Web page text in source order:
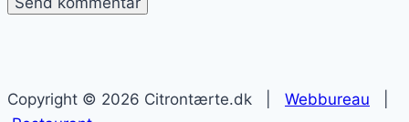
Copyright © 2026 Citrontærte.dk | Webbureau